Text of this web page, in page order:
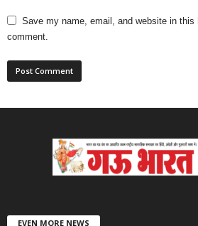
Save my name, email, and website in this
comment.
EVEN MORE NEWS